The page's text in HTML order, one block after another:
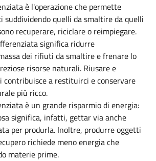
è l'operazione che permette
suddividendo quelli da smaltire da quelli
recuperare, riciclare o reimpiegare.
significa ridurre
dei rifiuti da smaltire e frenare lo
risorse naturali. Riusare e
a restituirci e conservare
più ricco.
è un grande risparmio di energia:
significa, infatti, gettar via anche
per produrla. Inoltre, produrre oggetti
richiede meno energia che
materie prime.